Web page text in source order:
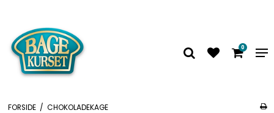
0
FORSIDE / CHOKOLADEKAGE